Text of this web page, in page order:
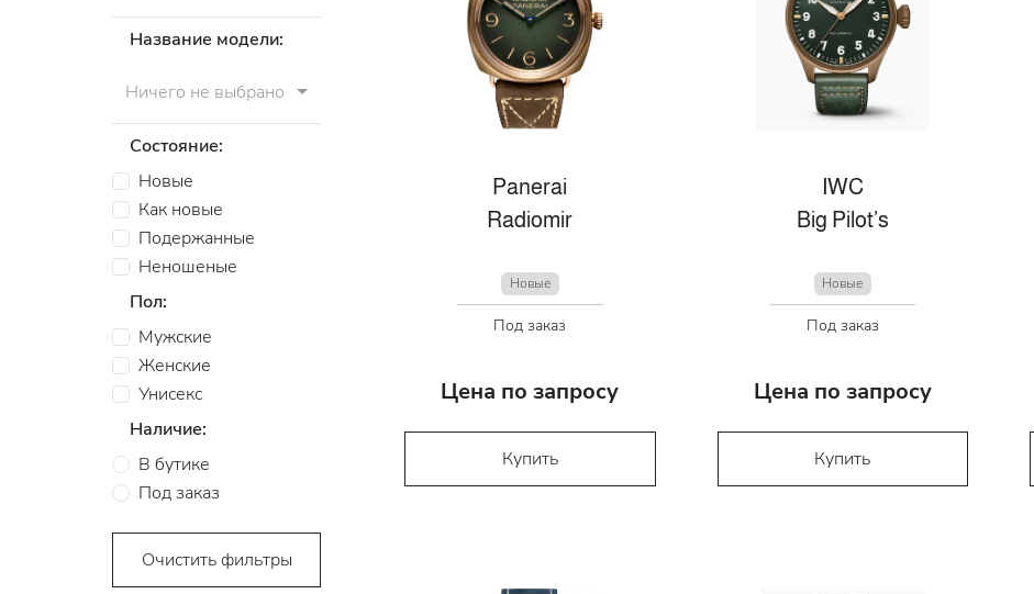
Название модели:
Ничего не выбрано
Состояние:
Новые
Как новые
Подержанные
Неношеные
Пол:
Мужские
Женские
Унисекс
Наличие:
В бутике
Под заказ
Очистить фильтры
Panerai
Radiomir
Новые
Под заказ
Цена по запросу
Купить
IWC
Big Pilot’s
Новые
Под заказ
Цена по запросу
Купить